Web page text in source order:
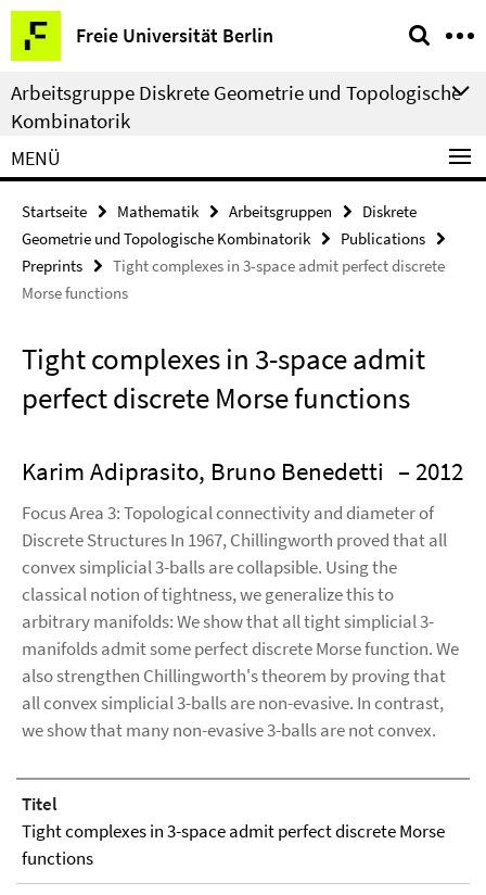
Springe
direkt
zu
Inhalt
Freie Universität Berlin
Service-
Navigation
Arbeitsgruppe Diskrete Geometrie und Topologische
Kombinatorik
MENÜ
Startseite Mathematik Arbeitsgruppen
Diskrete
Geometrie und Topologische Kombinatorik
Publications
Preprints
Tight complexes in 3-space admit perfect discrete
Morse functions
Tight complexes in 3-space admit
perfect discrete Morse functions
Karim Adiprasito, Bruno Benedetti – 2012
Focus Area 3: Topological connectivity and diameter of
Discrete Structures In 1967, Chillingworth proved that all
convex simplicial 3-balls are collapsible. Using the
classical notion of tightness, we generalize this to
arbitrary manifolds: We show that all tight simplicial 3-
manifolds admit some perfect discrete Morse function. We
also strengthen Chillingworth's theorem by proving that
all convex simplicial 3-balls are non-evasive. In contrast,
we show that many non-evasive 3-balls are not convex.
Titel
Tight complexes in 3-space admit perfect discrete Morse
functions